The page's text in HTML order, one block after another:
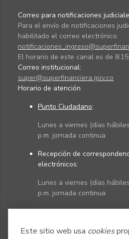
Este sitio web usa cookies
Correo para notificaciones
Para el envío de notificaciones
habilitado el correo electrónico
El horario de este canal es de 8:15
Correo institucional:
super@superfinanciera.gov.co
Horario de atención
Punto Ciudadano:
Lunes a viernes (días
p.m. jornada continua
Recepción de
electrónicos:
Lunes a viernes (días
p.m. jornada continua